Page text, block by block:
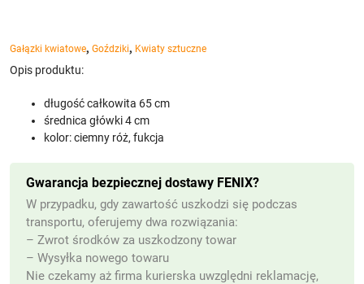
Gałązki kwiatowe, Goździki, Kwiaty sztuczne
Opis produktu:
długość całkowita 65 cm
średnica główki 4 cm
kolor: ciemny róż, fukcja
Gwarancja bezpiecznej dostawy FENIX?
W przypadku, gdy zawartość uszkodzi się podczas
transportu, oferujemy dwa rozwiązania:
– Zwrot środków za uszkodzony towar
– Wysyłka nowego towaru
Nie czekamy aż firma kurierska uwzględni reklamację,